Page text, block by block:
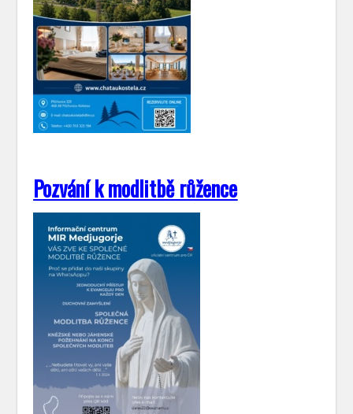
Pozvání k modlitbě růžence